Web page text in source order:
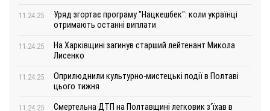
11.24.25
Уряд згортає програму "Нацкешбек": коли українці
отримають останні виплати
11.24.25
На Харківщині загинув старший лейтенант Микола
Лисенко
11.24.25
Оприлюднили культурно-мистецькі події в Полтаві
цього тижня
11.24.25
Смертельна ДТП на Полтавщині легковик з‘їхав в